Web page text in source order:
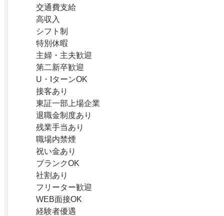
交通費支給
高収入
シフト制
特別休暇
主婦・主夫歓迎
第二新卒歓迎
U・IターンOK
接客あり
東証一部上場企業
退職金制度あり
残業手当あり
職場内禁煙
祝い金あり
ブランクOK
社割あり
フリーター歓迎
WEB面接OK
経験者優遇